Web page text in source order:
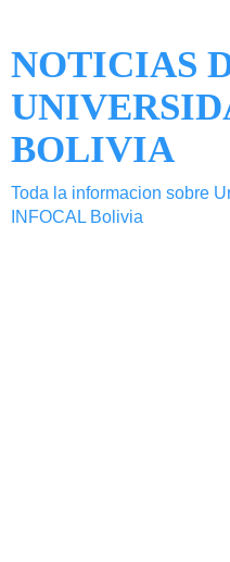
NOTICIAS
BOLIVIA
Toda la informacion sobre
INFOCAL Bolivia